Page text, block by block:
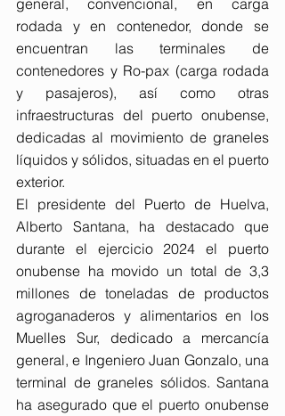
rodada y en contenedor, donde se
encuentran las terminales de
contenedores y Ro-pax (carga rodada
y pasajeros), así como otras
infraestructuras del puerto onubense,
dedicadas al movimiento de graneles
líquidos y sólidos, situadas en el puerto
exterior.
El presidente del Puerto de Huelva,
Alberto Santana, ha destacado que
durante el ejercicio 2024 el puerto
onubense ha movido un total de 3,3
millones de toneladas de productos
agroganaderos y alimentarios en los
Muelles Sur, dedicado a mercancía
general, e Ingeniero Juan Gonzalo, una
terminal de graneles sólidos. Santana
ha asegurado que el puerto onubense